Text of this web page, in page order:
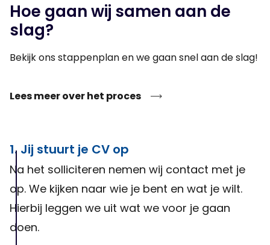
Hoe gaan wij samen aan de
slag?
Bekijk ons stappenplan en we gaan snel aan de slag!
Lees meer over het proces
1. Jij stuurt je CV op
Na het solliciteren nemen wij contact met je
op. We kijken naar wie je bent en wat je wilt.
Hierbij leggen we uit wat we voor je gaan
doen.